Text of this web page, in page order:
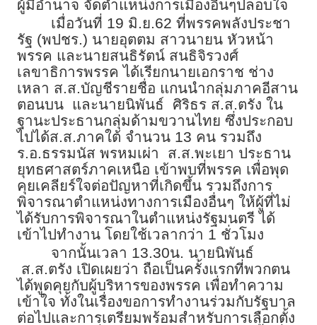
ผู้มีอำนาจ จัดตำแหน่งการเมืองอื่นๆปลอบใจ
เมื่อวันที่ 19 มิ.ย.62 ที่พรรคพลังประชา
รัฐ (พปชร.) นายอุตตม สาวนายน หัวหน้า
พรรค และนายสนธิรัตน์ สนธิจิรวงศ์
เลขาธิการพรรค ได้เรียกนายเอกราช ช่าง
เหลา ส.ส.บัญชีรายชื่อ แกนนำกลุ่มภาคอีสาน
ตอนบน และนายนิพันธ์ ศิริธร ส.ส.ตรัง ใน
ฐานะประธานกลุ่มด้ามขวานไทย ซึ่งประกอบ
ไปได้ส.ส.ภาคใต้ จำนวน 13 คน รวมถึง
ร.อ.ธรรมนัส พรหมเผ่า ส.ส.พะเยา ประธาน
ยุทธศาสตร์ภาคเหนือ เข้าพบที่พรรค เพื่อพุด
คุยเคลียร์ใจต่อปัญหาที่เกิดขึ้น รวมถึงการ
พิจารณาตำแหน่งทางการเมืองอื่นๆ ให้ผู้ที่ไม่
ได้รับการพิจารณาในตำแหน่งรัฐมนตรี ได้
เข้าไปทำงาน โดยใช้เวลากว่า 1 ชั่วโมง
จากนั้นเวลา 13.30น. นายนิพันธ์
ส.ส.ตรัง เปิดเผยว่า ถือเป็นครั้งแรกที่พวกตน
ได้พูดคุยกับผู้บริหารของพรรค เพื่อทำความ
เข้าใจ ทั้งในเรื่องขอการทำงานร่วมกับรัฐบาล
ต่อไปและการเตรียมพร้อมสำหรับการเลือกตั้ง